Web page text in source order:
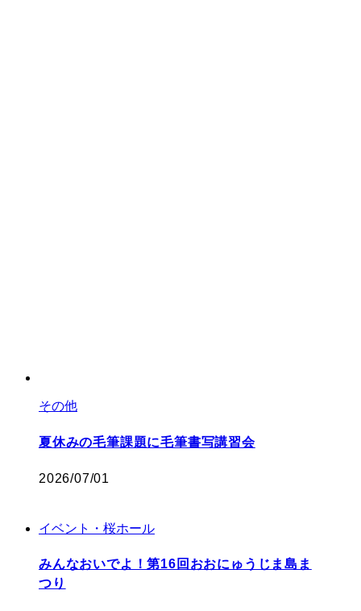
その他
夏休みの毛筆課題に毛筆書写講習会
2026/07/01
イベント・桜ホール
みんなおいでよ！第16回おおにゅうじま島ま
つり